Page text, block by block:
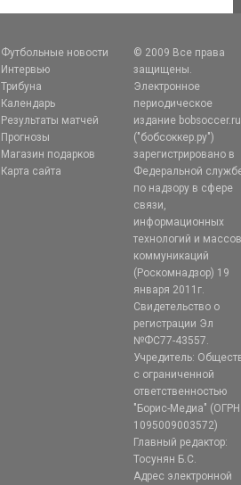
Футбольные новости
Интервью
Трибуна
Календарь
Результаты матчей
Прогнозы
Магазин подарков
Карта сайта
© 2009 Все права
защищены.
Электронное
периодическое
издание bobsoccer.ru
("бобсоккер.ру")
зарегистрировано в
Федеральной
по надзору в сфере
связи,
информационных
технологий и
коммуникаций
(Роскомнадзор) 19
января 2011г.
Свидетельство о
регистрации Эл
№ФС77-43557.
Учредитель:
с ограниченной
ответственностью
"Борис-Медиа" (ОГРН
1095009003572)
Главный редактор:
Тосунян Б.С.
Адрес электронной